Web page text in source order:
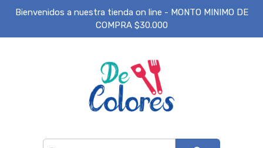
Bienvenidos a nuestra tienda on line - MONTO MINIMO DE
COMPRA $30.000